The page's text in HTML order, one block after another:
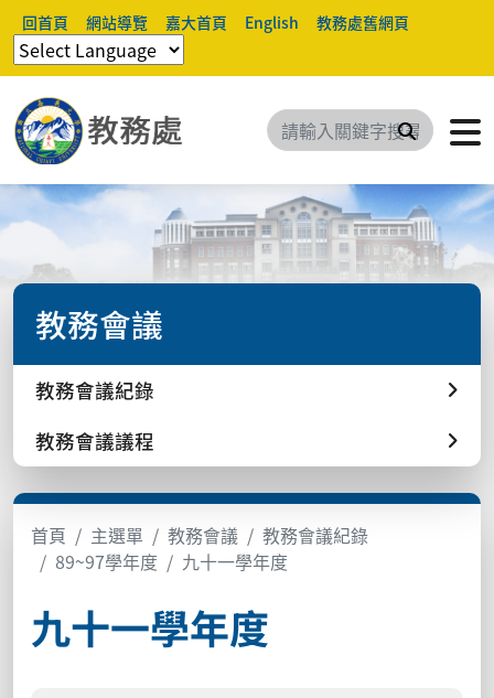
回首頁 網站導覽 嘉大首頁 English 教務處舊網頁
搜尋
教務會議
教務會議紀錄
教務會議議程
首頁 主選單 教務會議
教務會議紀錄
89~97學年度
九十一學年度
九十一學年度